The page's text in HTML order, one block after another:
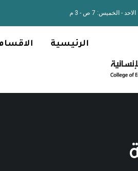
الاحد - الخميس: 7 ص - 3 م
الرئيسية